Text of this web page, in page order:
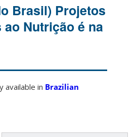
Brasil) Projetos
Nutrição é na
available in Brazilian